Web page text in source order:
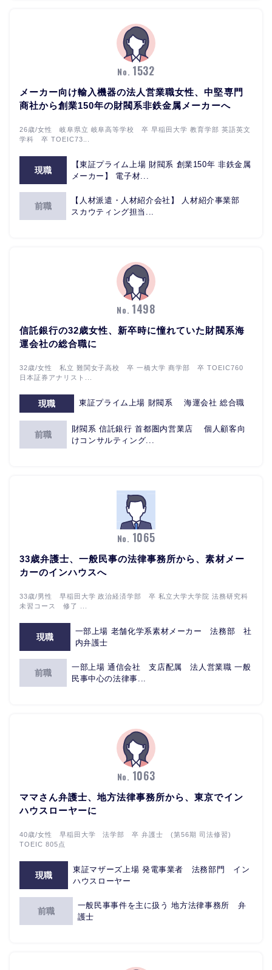
No. 1532
メーカー向け輸入機器の法人営業職女性、中堅専門
商社から創業150年の財閥系非鉄金属メーカーへ
26歳/女性 岐阜県立 岐阜高等学校 卒 早稲田大学 教育学部 英語英文
学科 卒 TOEIC73...
現職
【東証プライム上場 財閥系 創業150年 非鉄金属
メーカー】 電子材...
前職
【人材派遣・人材紹介会社】 人材紹介事業部
スカウティング担当...
No. 1498
信託銀行の32歳女性、新卒時に憧れていた財閥系海
運会社の総合職に
32歳/女性 私立 難関女子高校 卒 一橋大学 商学部 卒 TOEIC760
日本証券アナリスト...
現職 東証プライム上場 財閥系 海運会社 総合職
前職
財閥系 信託銀行 首都圏内営業店 個人顧客向
けコンサルティング...
No. 1065
33歳弁護士、一般民事の法律事務所から、素材メー
カーのインハウスへ
33歳/男性 早稲田大学 政治経済学部 卒 私立大学大学院 法務研究科
未習コース 修了 ...
現職
一部上場 老舗化学系素材メーカー 法務部 社
内弁護士
前職
一部上場 通信会社 支店配属 法人営業職 一般
民事中心の法律事...
No. 1063
ママさん弁護士、地方法律事務所から、東京でイン
ハウスローヤーに
40歳/女性 早稲田大学 法学部 卒 弁護士 (第56期 司法修習)
TOEIC 805点
現職
東証マザーズ上場 発電事業者 法務部門 イン
ハウスローヤー
前職
一般民事事件を主に扱う 地方法律事務所 弁
護士